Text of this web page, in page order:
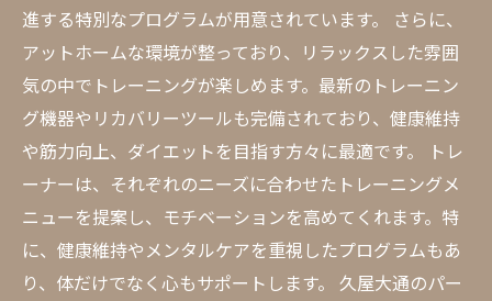
進する特別なプログラムが用意されています。 さらに、
アットホームな環境が整っており、リラックスした雰囲
気の中でトレーニングが楽しめます。最新のトレーニン
グ機器やリカバリーツールも完備されており、健康維持
や筋力向上、ダイエットを目指す方々に最適です。 トレ
ーナーは、それぞれのニーズに合わせたトレーニングメ
ニューを提案し、モチベーションを高めてくれます。特
に、健康維持やメンタルケアを重視したプログラムもあ
り、体だけでなく心もサポートします。 久屋大通のパー